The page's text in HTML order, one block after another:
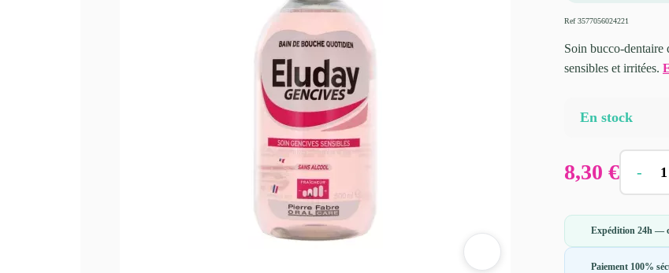
Ref3577056024221
Soin bucco-dentaire
sensibles et irritées.
En stock
8,30 € -
Expédition 24h —
Paiement 100%